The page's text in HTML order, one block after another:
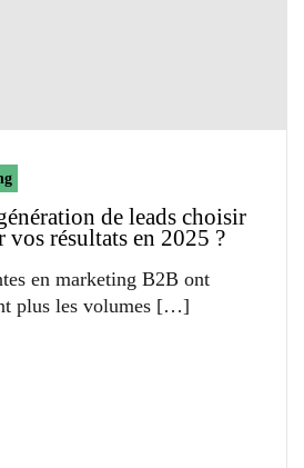
de leads choisir
résultats en 2025 ?
en marketing B2B ont
plus les volumes